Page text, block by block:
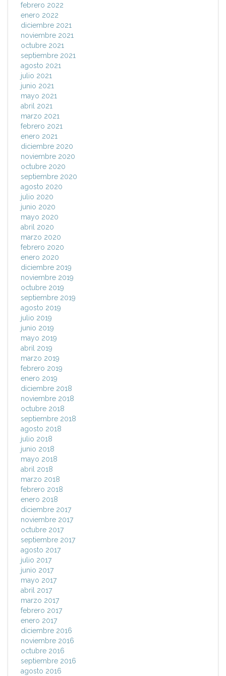
febrero 2022
enero 2022
diciembre 2021
noviembre 2021
octubre 2021
septiembre 2021
agosto 2021
julio 2021
junio 2021
mayo 2021
abril 2021
marzo 2021
febrero 2021
enero 2021
diciembre 2020
noviembre 2020
octubre 2020
septiembre 2020
agosto 2020
julio 2020
junio 2020
mayo 2020
abril 2020
marzo 2020
febrero 2020
enero 2020
diciembre 2019
noviembre 2019
octubre 2019
septiembre 2019
agosto 2019
julio 2019
junio 2019
mayo 2019
abril 2019
marzo 2019
febrero 2019
enero 2019
diciembre 2018
noviembre 2018
octubre 2018
septiembre 2018
agosto 2018
julio 2018
junio 2018
mayo 2018
abril 2018
marzo 2018
febrero 2018
enero 2018
diciembre 2017
noviembre 2017
octubre 2017
septiembre 2017
agosto 2017
julio 2017
junio 2017
mayo 2017
abril 2017
marzo 2017
febrero 2017
enero 2017
diciembre 2016
noviembre 2016
octubre 2016
septiembre 2016
agosto 2016